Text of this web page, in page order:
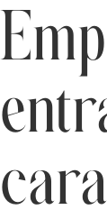
cara